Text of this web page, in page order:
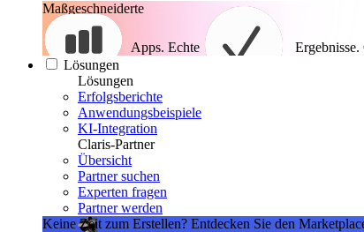
Maßgeschneiderte
Apps. Echte Ergebnisse.
Lösungen
Lösungen
Erfolgsberichte
Anwendungsbeispiele
KI-Integration
Claris-Partner
Übersicht
Partner suchen
Experten fragen
Partner werden
Keine Zeit zum Erstellen? Entdecken Sie den